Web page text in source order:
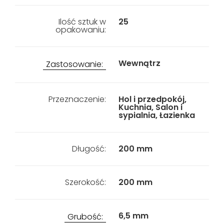
Ilość sztuk w
opakowaniu:
25
Zastosowanie: Wewnątrz
Przeznaczenie: Hol i przedpokój,
Kuchnia, Salon i
sypialnia, Łazienka
Długość: 200 mm
Szerokość: 200 mm
Grubość: 6,5 mm